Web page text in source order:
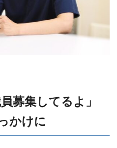
募集してるよ」
かけに